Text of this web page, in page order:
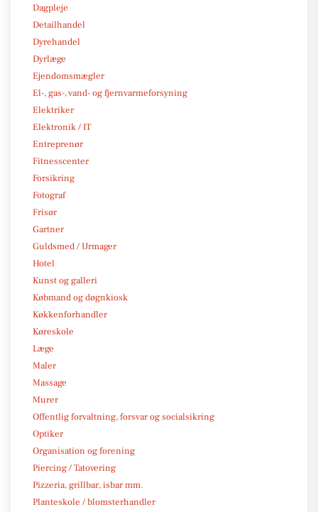
Dagpleje
Detailhandel
Dyrehandel
Dyrlæge
Ejendomsmægler
El-, gas-, vand- og fjernvarmeforsyning
Elektriker
Elektronik / IT
Entreprenør
Fitnesscenter
Forsikring
Fotograf
Frisør
Gartner
Guldsmed / Urmager
Hotel
Kunst og galleri
Købmand og døgnkiosk
Køkkenforhandler
Køreskole
Læge
Maler
Massage
Murer
Offentlig forvaltning, forsvar og socialsikring
Optiker
Organisation og forening
Piercing / Tatovering
Pizzeria, grillbar, isbar mm.
Planteskole / blomsterhandler